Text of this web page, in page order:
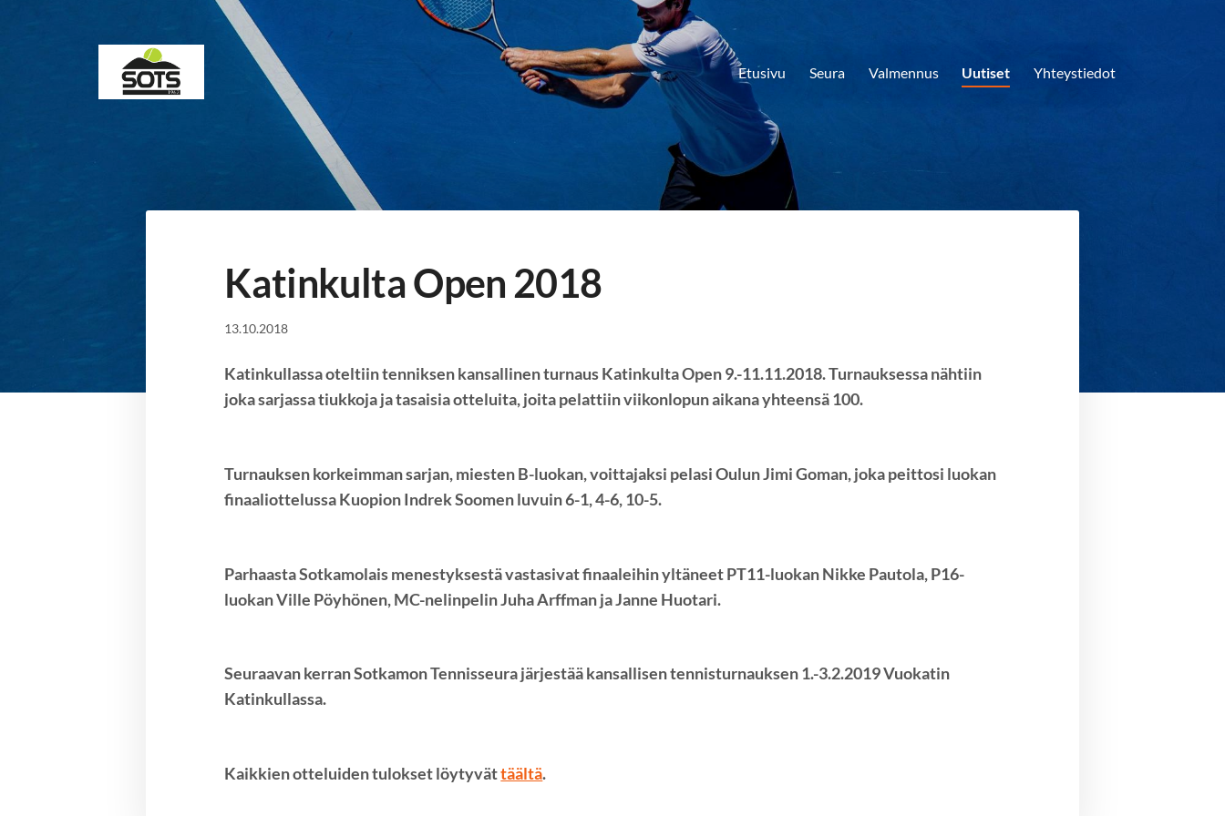
Sotkamon Tennisseura Etusivu Seura Valmennus Uutiset Yhteystiedot
Katinkulta Open 2018
13.10.2018
Katinkullassa oteltiin tenniksen kansallinen turnaus Katinkulta Open 9.-11.11.2018. Turnauksessa nähtiin
joka sarjassa tiukkoja ja tasaisia otteluita, joita pelattiin viikonlopun aikana yhteensä 100.
Turnauksen korkeimman sarjan, miesten B-luokan, voittajaksi pelasi Oulun Jimi Goman, joka peittosi luokan
finaaliottelussa Kuopion Indrek Soomen luvuin 6-1, 4-6, 10-5.
Parhaasta Sotkamolais menestyksestä vastasivat finaaleihin yltäneet PT11-luokan Nikke Pautola, P16-
luokan Ville Pöyhönen, MC-nelinpelin Juha Arffman ja Janne Huotari.
Seuraavan kerran Sotkamon Tennisseura järjestää kansallisen tennisturnauksen 1.-3.2.2019 Vuokatin
Katinkullassa.
Kaikkien otteluiden tulokset löytyvättäältä.